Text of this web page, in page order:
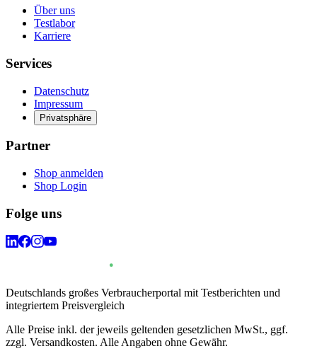
Über uns
Testlabor
Karriere
Services
Datenschutz
Impressum
Privatsphäre
Partner
Shop anmelden
Shop Login
Folge uns
Deutschlands großes Verbraucherportal mit Testberichten und
integriertem Preisvergleich
Alle Preise inkl. der jeweils geltenden gesetzlichen MwSt., ggf.
zzgl. Versandkosten. Alle Angaben ohne Gewähr.